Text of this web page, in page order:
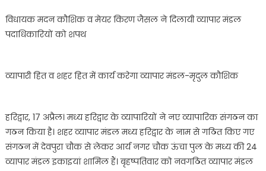
विधायक मदन कौशिक व मेयर किरण जैसल ने दिलायी व्यापार मंडल
पदाधिकारियों को शपथ
व्यापारी हित व शहर हित में कार्य करेगा व्यापार मंडल-मृदुल कौशिक
हरिद्वार, 17 अप्रैल। मध्य हरिद्वार के व्यापारियों ने नए व्यापारिक संगठन का
गठन किया है। शहर व्यापार मंडल मध्य हरिद्वार के नाम से गठित किए गए
संगठन में देवपुरा चौक से लेकर आर्य नगर चौक ऊंचा पुल के मध्य की 24
व्यापार मंडल इकाइयां शामिल हैं। बृहष्पतिवार को नवगठित व्यापार मंडल